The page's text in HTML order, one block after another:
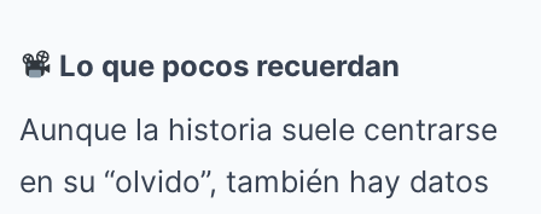
Lo que pocos recuerdan
Aunque la historia suele centrarse
en su “olvido”, también hay datos